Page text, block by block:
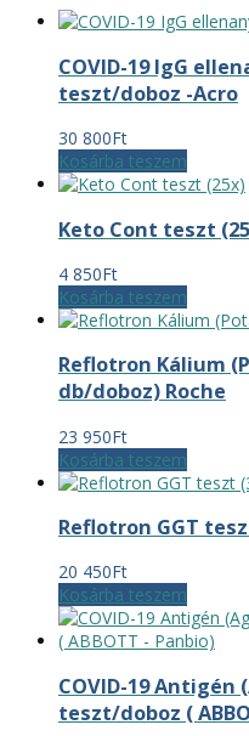
COVID-19 IgG
teszt/doboz -Acro
30 800Ft
Kosárba teszem
Keto Cont teszt
4 850Ft
Kosárba teszem
Reflotron Kálium
db/doboz) Roche
23 950Ft
Kosárba teszem
Reflotron GGT
20 450Ft
Kosárba teszem
COVID-19 Antigén
teszt/doboz (